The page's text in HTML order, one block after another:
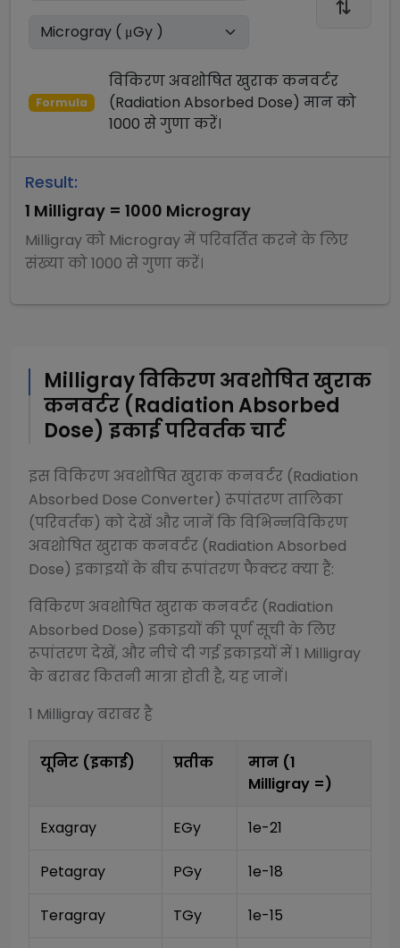
Formula
विकिरण अवशोषित खुराक कनवर्टर
(Radiation Absorbed Dose) मान को
1000 सेगुणाकरें।
Result:
1 Milligray = 1000 Microgray
Milligrayको Micrograyमें परिवर्तित करने के लिए
संख्या को1000 सेगुणाकरें।
Milligrayविकिरण अवशोषित खुराक
कनवर्टर (Radiation Absorbed
Dose) इकाई परिवर्तक चार्ट
इसविकिरण अवशोषित खुराक कनवर्टर (Radiation
Absorbed Dose Converter) रूपांतरण तालिका
(परिवर्तक) को देखें और जानें कि विभिन्नविकिरण
अवशोषित खुराक कनवर्टर (Radiation Absorbed
Dose) इकाइयों के बीच रूपांतरण फैक्टर क्या हैं:
विकिरण अवशोषित खुराक कनवर्टर (Radiation
Absorbed Dose) इकाइयों की पूर्ण सूची के लिए
रूपांतरण देखें, और नीचे दी गई इकाइयों में 1 Milligray
के बराबर कितनी मात्रा होती है, यह जानें।
1 Milligrayबराबर है
यूनिट (इकाई) प्रतीक
मान (1
Milligray =)
Exagray EGy 1e-21
Petagray PGy 1e-18
Teragray TGy 1e-15